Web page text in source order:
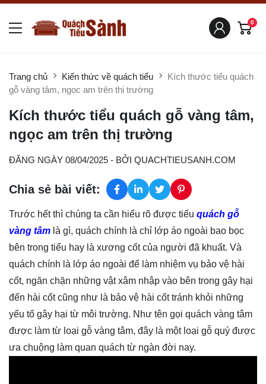
0
Trang chủ Kiến thức về quách tiểu
Kích thước tiểu quách
gỗ vàng tâm, ngọc am trên thị trường
Kích thước tiểu quách gỗ vàng tâm,
ngọc am trên thị trường
ĐĂNG NGÀY 08/04/2025 - BỞI QUACHTIEUSANH.COM
Chia sẻ bài viết:
Trước hết thì chúng ta cần hiểu rõ được tiểu quách gỗ
vàng tâm là gì, quách chính là chỉ lớp áo ngoài bao bọc
bên trong tiểu hay là xương cốt của người đã khuất. Và
quách chính là lớp áo ngoài để làm nhiệm vụ bảo vệ hài
cốt, ngăn chặn những vật xâm nhập vào bên trong gây hại
đến hài cốt cũng như là bảo vệ hài cốt tránh khỏi những
yếu tố gây hại từ môi trường. Như tên gọi quách vàng tâm
được làm từ loại gỗ vàng tâm, đây là một loại gỗ quý được
ưa chuộng làm quan quách từ ngàn đời nay.